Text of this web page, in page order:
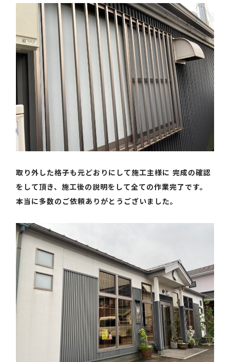
取り外した格子も元どおりにして施工主様に 完成の確認
をして頂き、施工後の説明をして全ての作業完了です。
本当に多数のご依頼ありがとうございました。